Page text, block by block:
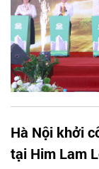
Hà Nội khởi
tại Him Lam